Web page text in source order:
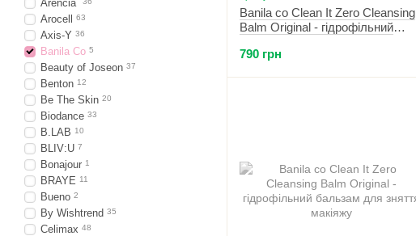
Banila co Clean It Zero Cleansing
Balm Original - гідрофільний
мл
790 грн
Arencia
Arocell 63
Axis-Y 36
Banila Co 5
Beauty of Joseon 37
Benton 12
Be The Skin 20
Biodance 33
B.LAB 10
BLIV:U 7
Bonajour 1
BRAYE 11
Bueno 2
By Wishtrend 35
Celimax 48